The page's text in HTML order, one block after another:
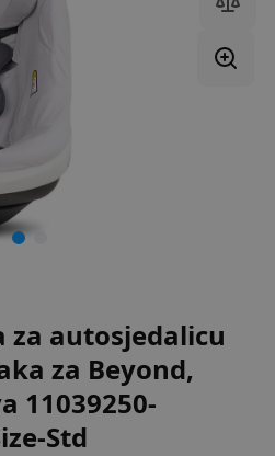
za autosjedalicu
za Beyond,
11039250-
Std